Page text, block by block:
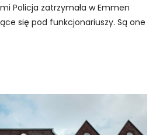
Policja zatrzymała w Emmen
się pod funkcjonariuszy. Są one